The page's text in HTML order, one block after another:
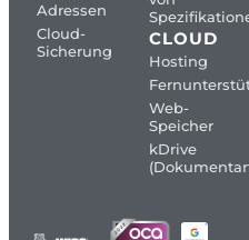
Adressen
Cloud-
Sicherung
CLOUD
Hosting
Web-
Speicher
kDrive